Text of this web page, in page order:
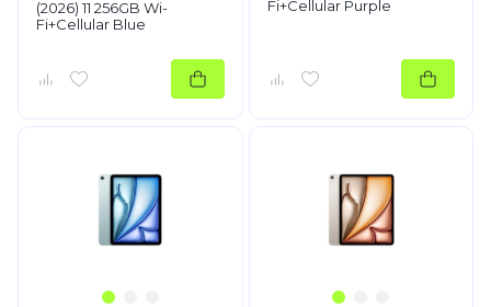
(2026) 11 256GB Wi-
Fi+Cellular Blue
Fi+Cellular Purple